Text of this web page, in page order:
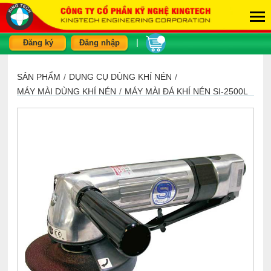
Đăng ký Đăng nhập
SẢN PHẨM / DỤNG CỤ DÙNG KHÍ NÉN /
MÁY MÀI DÙNG KHÍ NÉN / MÁY MÀI ĐÁ KHÍ NÉN SI-2500L